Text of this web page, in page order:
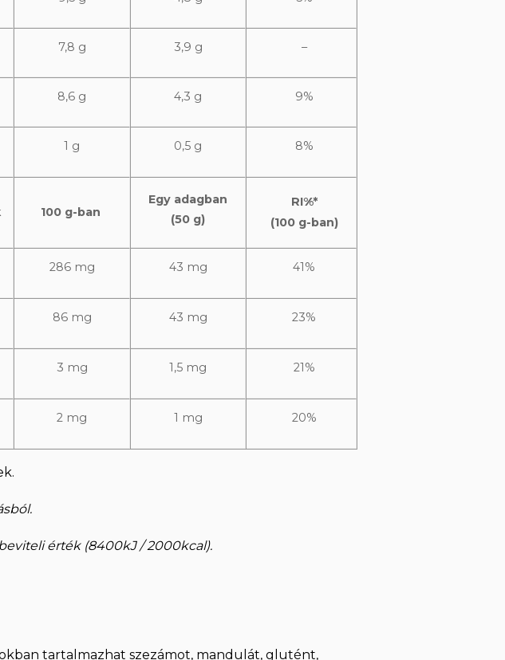
7,8 g 3,9 g –
8,6 g 4,3 g 9%
1 g 0,5 g 8%
100 g-ban
Egy adagban
(50 g)
RI%*
(100 g-ban)
286 mg 43 mg 41%
86 mg 43 mg 23%
3 mg 1,5 mg 21%
2 mg 1 mg 20%
érték (8400kJ / 2000kcal).
tartalmazhat szezámot, mandulát, glutént,